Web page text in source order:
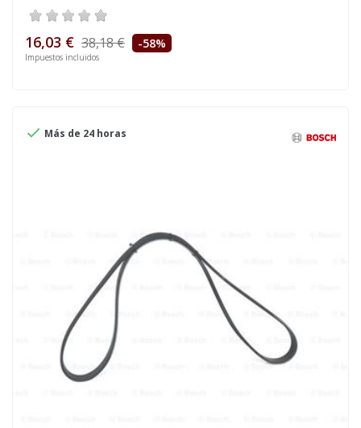
16,03 € 38,18 € -58%
Impuestos incluidos
 Más de 24 horas